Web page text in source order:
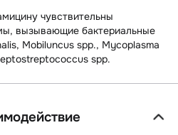
чувствительны
вызывающие бактериальные
Mobiluncus spp., Mycoplasma
spp.